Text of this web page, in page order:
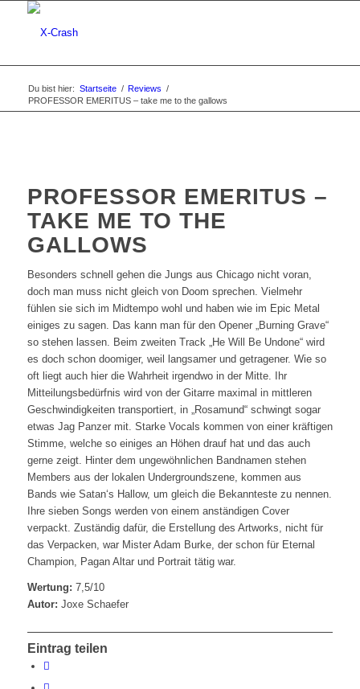
Du bist hier: Startseite / Reviews /
PROFESSOR EMERITUS – take me to the gallows
PROFESSOR EMERITUS –
TAKE ME TO THE
GALLOWS
Besonders schnell gehen die Jungs aus Chicago nicht voran,
doch man muss nicht gleich von Doom sprechen. Vielmehr
fühlen sie sich im Midtempo wohl und haben wie im Epic Metal
einiges zu sagen. Das kann man für den Opener „Burning Grave“
so stehen lassen. Beim zweiten Track „He Will Be Undone“ wird
es doch schon doomiger, weil langsamer und getragener. Wie so
oft liegt auch hier die Wahrheit irgendwo in der Mitte. Ihr
Mitteilungsbedürfnis wird von der Gitarre maximal in mittleren
Geschwindigkeiten transportiert, in „Rosamund“ schwingt sogar
etwas Jag Panzer mit. Starke Vocals kommen von einer kräftigen
Stimme, welche so einiges an Höhen drauf hat und das auch
gerne zeigt. Hinter dem ungewöhnlichen Bandnamen stehen
Members aus der lokalen Undergroundszene, kommen aus
Bands wie Satan‘s Hallow, um gleich die Bekannteste zu nennen.
Ihre sieben Songs werden von einem anständigen Cover
verpackt. Zuständig dafür, die Erstellung des Artworks, nicht für
das Verpacken, war Mister Adam Burke, der schon für Eternal
Champion, Pagan Altar und Portrait tätig war.
Wertung: 7,5/10
Autor: Joxe Schaefer
Eintrag teilen